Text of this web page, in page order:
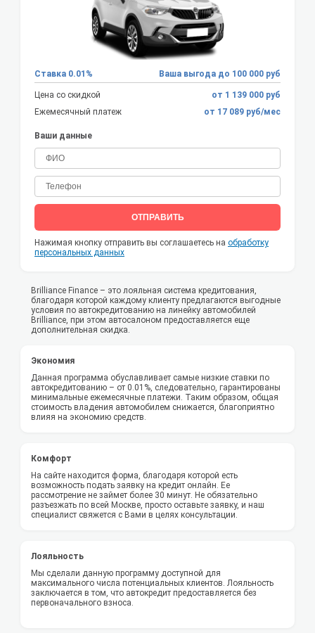
Ставка 0.01% Ваша выгода до 100 000 руб
Цена со скидкой
от 1 139 000 руб
Ежемесячный платеж
от 17 089 руб/мес
Ваши данные
ОТПРАВИТЬ
Нажимая кнопку отправить вы соглашаетесь на обработку
персональных данных
Brilliance Finance – это лояльная система кредитования,
благодаря которой каждому клиенту предлагаются выгодные
условия по автокредитованию на линейку автомобилей
Brilliance, при этом автосалоном предоставляется еще
дополнительная скидка.
Экономия
Данная программа обуславливает самые низкие ставки по
автокредитованию – от 0.01%, следовательно, гарантированы
минимальные ежемесячные платежи. Таким образом, общая
стоимость владения автомобилем снижается, благоприятно
влияя на экономию средств.
Комфорт
На сайте находится форма, благодаря которой есть
возможность подать заявку на кредит онлайн. Ее
рассмотрение не займет более 30 минут. Не обязательно
разъезжать по всей Москве, просто оставьте заявку, и наш
специалист свяжется с Вами в целях консультации.
Лояльность
Мы сделали данную программу доступной для
максимального числа потенциальных клиентов. Лояльность
заключается в том, что автокредит предоставляется без
первоначального взноса.